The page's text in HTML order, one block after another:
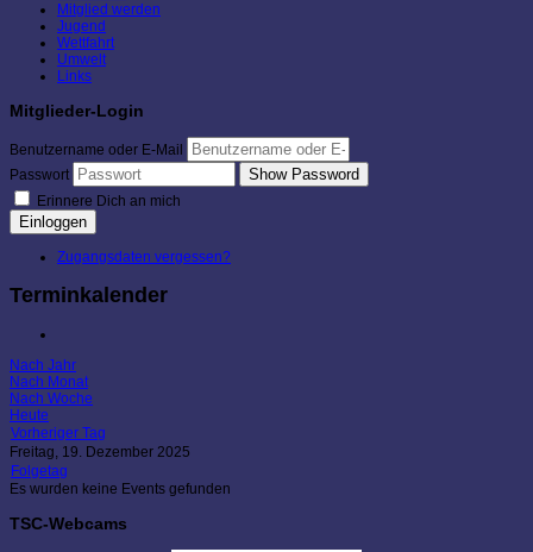
Mitglied werden
Jugend
Wettfahrt
Umwelt
Links
Mitglieder-Login
Benutzername oder E-Mail
Passwort
Show Password
Erinnere Dich an mich
Einloggen
Zugangsdaten vergessen?
Terminkalender
Nach Jahr
Nach Monat
Nach Woche
Heute
Vorheriger Tag
Freitag, 19. Dezember 2025
Folgetag
Es wurden keine Events gefunden
TSC-Webcams